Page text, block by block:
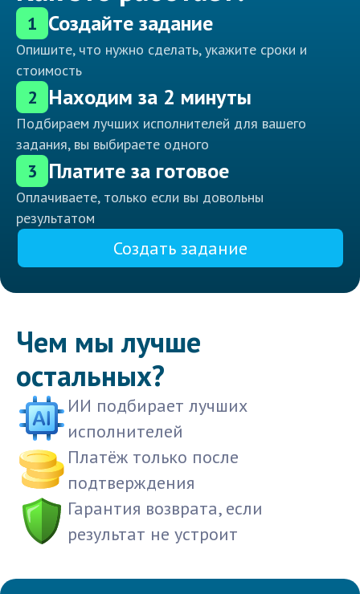
1 Создайте задание
Опишите, что нужно сделать, укажите сроки и
стоимость
2 Находим за 2 минуты
Подбираем лучших исполнителей для вашего
задания, вы выбираете одного
3 Платите за готовое
Оплачиваете, только если вы довольны
результатом
Создать задание
Чем мы лучше
остальных?
ИИ подбирает лучших
исполнителей
Платёж только после
подтверждения
Гарантия возврата, если
результат не устроит